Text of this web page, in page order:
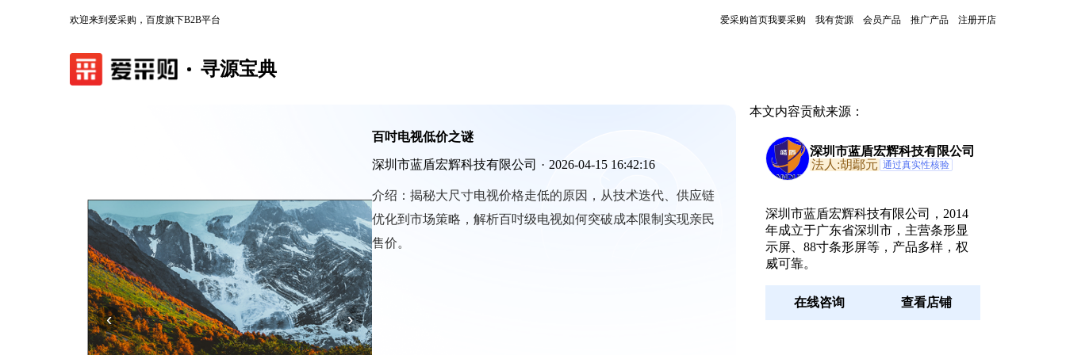
欢迎来到爱采购，百度旗下B2B平台 爱采购首页我要采购 我有货源 会员产品 推广产品 注册开店
寻源宝典
‹ ›
百吋电视低价之谜
深圳市蓝盾宏辉科技有限公司 · 2026-04-15 16:42:16
介绍： 揭秘大尺寸电视价格走低的原因，从技术迭代、供应链
优化到市场策略，解析百吋级电视如何突破成本限制实现亲民
售价。
本文内容贡献来源：
深圳市蓝盾宏辉科技有限公司
法人:胡鄢元 通过真实性核验
深圳市蓝盾宏辉科技有限公司，2014
年成立于广东省深圳市，主营条形显
示屏、88寸条形屏等，产品多样，权
威可靠。
在线咨询 查看店铺